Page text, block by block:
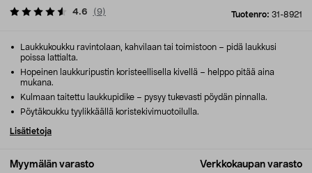
Tuotenro: 31-8921
4.6 (9)
Myymälän varasto Verkkokaupan varasto
Laukkukoukku ravintolaan, kahvilaan tai toimistoon – pidä laukkusi
poissa lattialta.
Hopeinen laukkuripustin koristeellisella kivellä – helppo pitää aina
mukana.
Kulmaan taitettu laukkupidike – pysyy tukevasti pöydän pinnalla.
Pöytäkoukku tyylikkäällä koristekivimuotoilulla.
Lisätietoja